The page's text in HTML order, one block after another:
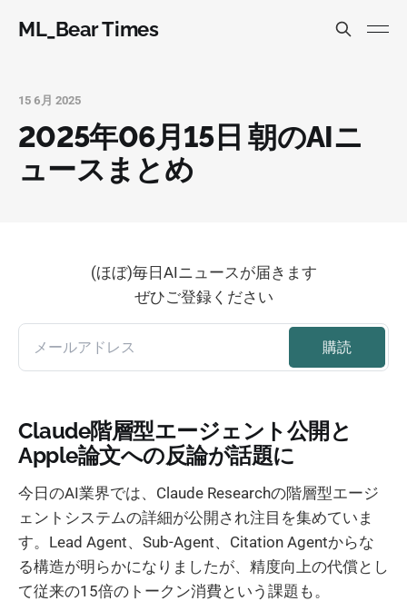
ML_Bear Times
15 6月 2025
2025年06月15日 朝のAIニ
ュースまとめ
(ほぼ)毎日AIニュースが届きます
ぜひご登録ください
Claude階層型エージェント公開と
Apple論文への反論が話題に
今日のAI業界では、Claude Researchの階層型エージ
ェントシステムの詳細が公開され注目を集めていま
す。Lead Agent、Sub-Agent、Citation Agentからな
る構造が明らかになりましたが、精度向上の代償とし
て従来の15倍のトークン消費という課題も。